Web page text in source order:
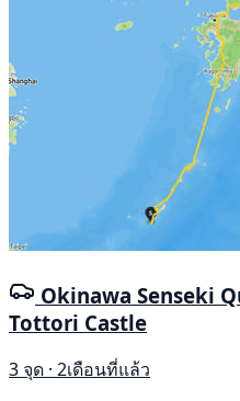
Okinawa Senseki
Tottori Castle
3 จุด · 2เดือนที่แล้ว